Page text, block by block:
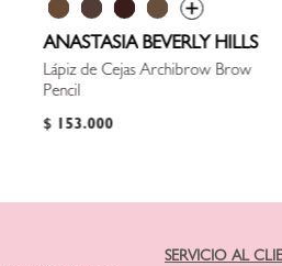
ANASTASIA BEVERLY HILLS
Lápiz de Cejas Archibrow Brow
Pencil
$ 153.000
SERVICIO AL